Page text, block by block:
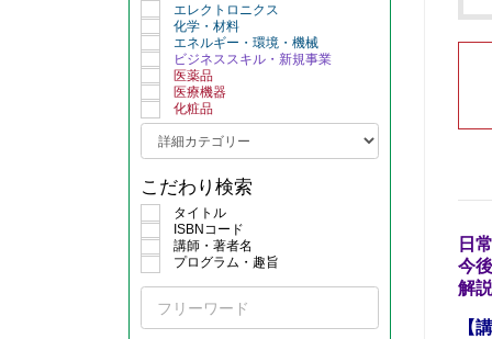
日
今
解
【
エレクトロニクス
化学・材料
エネルギー・環境・機械
ビジネススキル・新規事業
医薬品
医療機器
化粧品
こだわり検索
タイトル
ISBNコード
講師・著者名
プログラム・趣旨